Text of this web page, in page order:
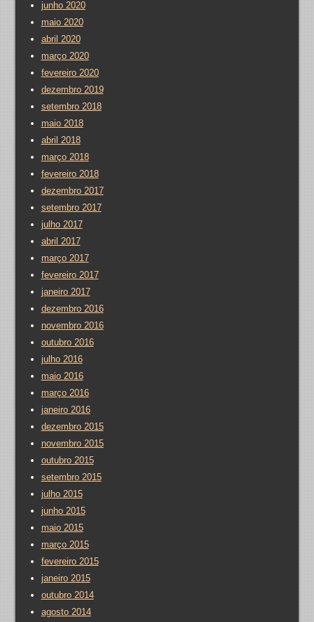
junho 2020
maio 2020
abril 2020
março 2020
fevereiro 2020
dezembro 2019
setembro 2018
maio 2018
abril 2018
março 2018
fevereiro 2018
dezembro 2017
setembro 2017
julho 2017
abril 2017
março 2017
fevereiro 2017
janeiro 2017
dezembro 2016
novembro 2016
outubro 2016
julho 2016
maio 2016
março 2016
janeiro 2016
dezembro 2015
novembro 2015
outubro 2015
setembro 2015
julho 2015
junho 2015
maio 2015
março 2015
fevereiro 2015
janeiro 2015
outubro 2014
agosto 2014